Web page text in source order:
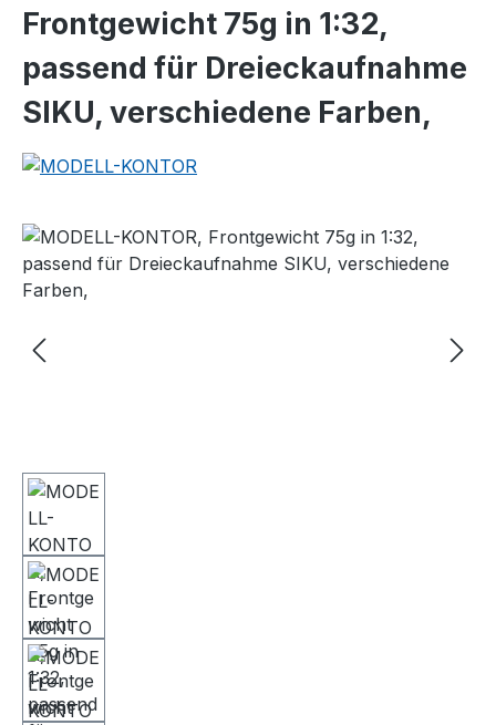
Frontgewicht 75g in 1:32,
passend für Dreieckaufnahme
SIKU, verschiedene Farben,
Bildergalerie überspringen